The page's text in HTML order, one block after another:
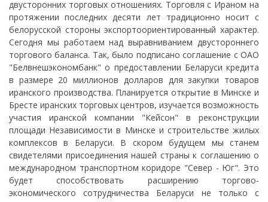
двусторонних торговых отношениях. Торговля с Ираном на
протяжении последних десяти лет традиционно носит с
белорусской стороны экспортоориентированный характер.
Сегодня мы работаем над выравниванием двустороннего
торгового баланса. Так, было подписано соглашение с ОАО
"Белвнешэкономбанк" о предоставлении Беларуси кредита
в размере 20 миллионов долларов для закупки товаров
иранского производства. Планируется открытие в Минске и
Бресте иранских торговых центров, изучается возможность
участия иранской компании "Кейсон" в реконструкции
площади Независимости в Минске и строительстве жилых
комплексов в Беларуси. В скором будущем мы станем
свидетелями присоединения нашей страны к соглашению о
международном транспортном коридоре "Север - Юг". Это
будет способствовать расширению торгово-
экономического сотрудничества Беларуси не только с